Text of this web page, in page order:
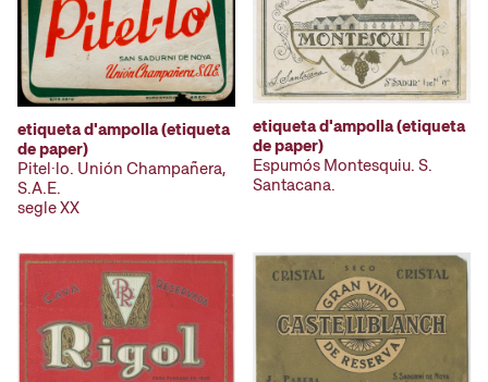
etiqueta d'ampolla (etiqueta
de paper)
Pitel·lo. Unión Champañera,
S.A.E.
segle XX
etiqueta d'ampolla (etiqueta
de paper)
Espumós Montesquiu. S.
Santacana.